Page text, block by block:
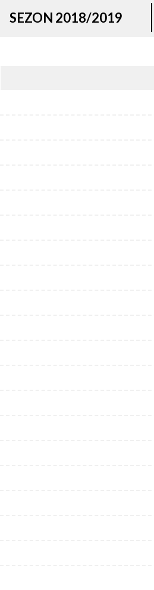
SEZON 2018/2019